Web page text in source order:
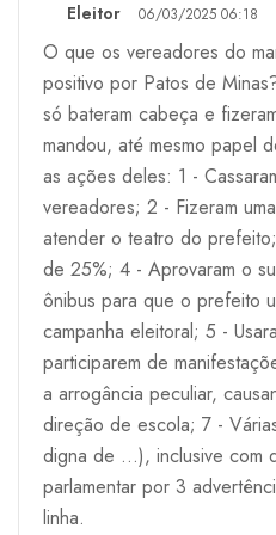
Eleitor 06/03/2025 06:18
O que os vereadores do
positivo por Patos de
só bateram cabeça e
mandou, até mesmo papel
as ações deles: 1 -
vereadores; 2 - Fizeram
atender o teatro do
de 25%; 4 - Aprovaram o
ônibus para que o prefeito
campanha eleitoral; 5 -
participarem de
a arrogância peculiar,
direção de escola; 7 -
digna de ...), inclusive com
parlamentar por 3
linha.